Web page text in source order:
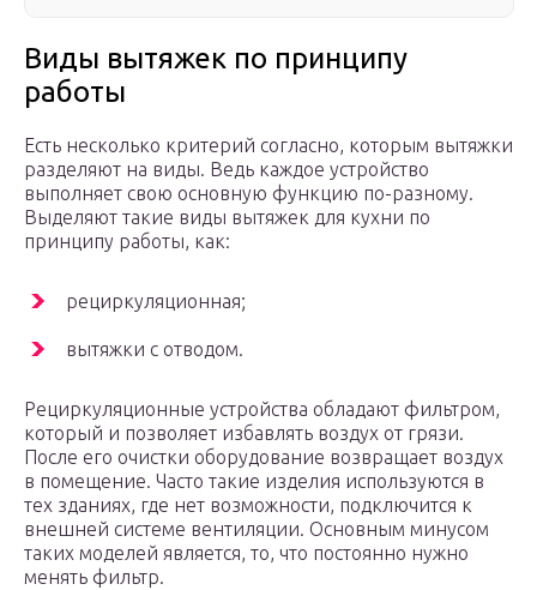
Виды вытяжек по принципу
работы
Есть несколько критерий согласно, которым вытяжки
разделяют на виды. Ведь каждое устройство
выполняет свою основную функцию по-разному.
Выделяют такие виды вытяжек для кухни по
принципу работы, как:
рециркуляционная;
вытяжки с отводом.
Рециркуляционные устройства обладают фильтром,
который и позволяет избавлять воздух от грязи.
После его очистки оборудование возвращает воздух
в помещение. Часто такие изделия используются в
тех зданиях, где нет возможности, подключится к
внешней системе вентиляции. Основным минусом
таких моделей является, то, что постоянно нужно
менять фильтр.